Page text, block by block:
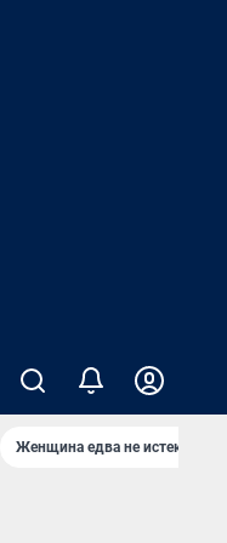
Женщина едва не истекла